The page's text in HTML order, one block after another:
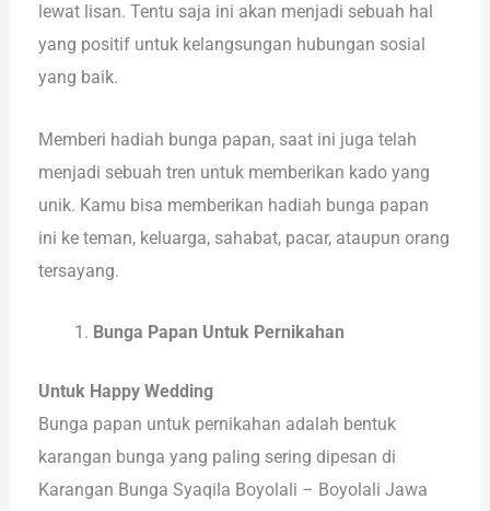
lewat lisan. Tentu saja ini akan menjadi sebuah hal
yang positif untuk kelangsungan hubungan sosial
yang baik.
Memberi hadiah bunga papan, saat ini juga telah
menjadi sebuah tren untuk memberikan kado yang
unik. Kamu bisa memberikan hadiah bunga papan
ini ke teman, keluarga, sahabat, pacar, ataupun orang
tersayang.
Bunga Papan Untuk Pernikahan
Untuk Happy Wedding
Bunga papan untuk pernikahan adalah bentuk
karangan bunga yang paling sering dipesan di
Karangan Bunga Syaqila Boyolali – Boyolali Jawa